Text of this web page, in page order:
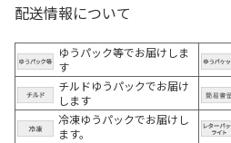
配送情報について
ゆうパック等でお届けしま
す
チルドゆうパックでお届け
します
冷凍ゆうパックでお届けし
ます。